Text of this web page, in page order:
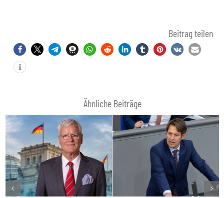
Beitrag teilen
Ähnliche Beiträge